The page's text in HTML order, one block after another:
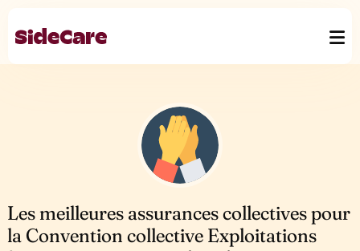
Les meilleures assurances collectives pour
la Convention collective Exploitations